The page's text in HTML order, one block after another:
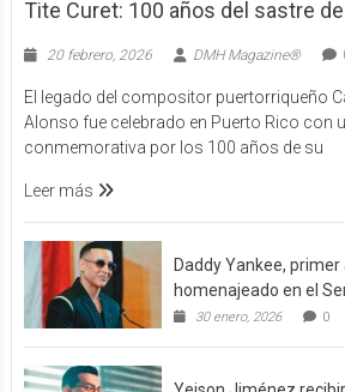
Tite Curet: 100 años del sastre
20 febrero, 2026 DMH Magazine®
El legado del compositor puertorriqueño
Alonso fue celebrado en Puerto Rico con
conmemorativa por los 100 años de su
Leer más
Daddy Yankee,
homenajeado en el
30 enero, 2026 0